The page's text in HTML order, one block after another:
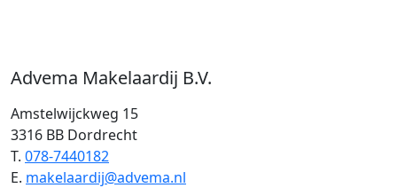
Advema Makelaardij B.V.
Amstelwijckweg 15
3316 BB Dordrecht
T. 078-7440182
E. makelaardij@advema.nl